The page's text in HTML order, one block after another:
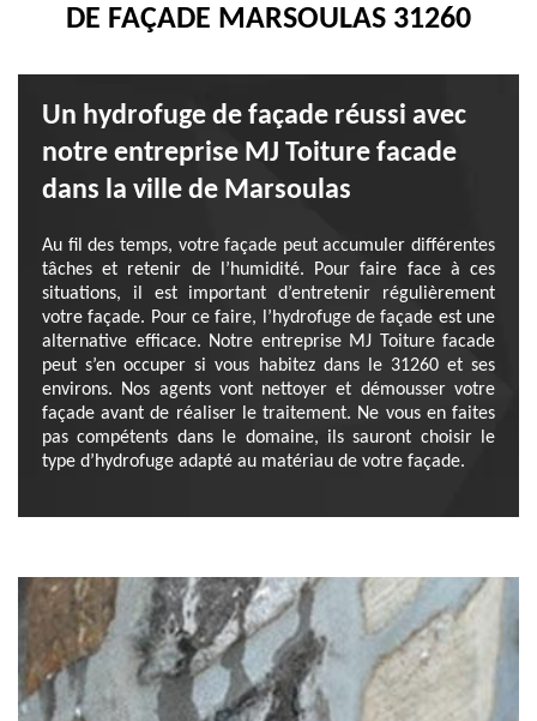
DE FAÇADE MARSOULAS 31260
Un hydrofuge de façade réussi avec
notre entreprise MJ Toiture facade
dans la ville de Marsoulas
Au fil des temps, votre façade peut accumuler différentes
tâches et retenir de l’humidité. Pour faire face à ces
situations, il est important d’entretenir régulièrement
votre façade. Pour ce faire, l’hydrofuge de façade est une
alternative efficace. Notre entreprise MJ Toiture facade
peut s’en occuper si vous habitez dans le 31260 et ses
environs. Nos agents vont nettoyer et démousser votre
façade avant de réaliser le traitement. Ne vous en faites
pas compétents dans le domaine, ils sauront choisir le
type d’hydrofuge adapté au matériau de votre façade.